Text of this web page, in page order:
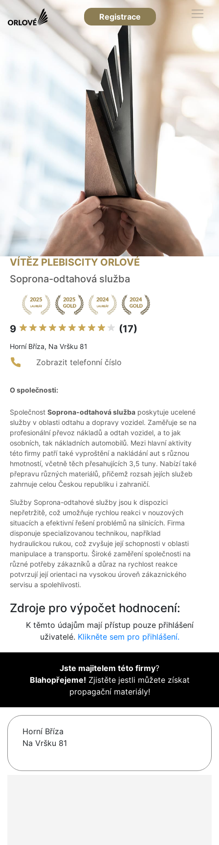
Registrace
VÍTĚZ PLEBISCITY ORLOVÉ
Soprona-odtahová služba
9 (17)
Horní Bříza, Na Vršku 81
Zobrazit telefonní číslo
O společnosti:
Společnost Soprona-odtahová služba poskytuje ucelené
služby v oblasti odtahu a dopravy vozidel. Zaměřuje se na
profesionální převoz nákladů a odtah vozidel, a to jak
osobních, tak nákladních automobilů. Mezi hlavní aktivity
této firmy patří také vyproštění a nakládání aut s různou
hmotností, včetně těch přesahujících 3,5 tuny. Nabízí také
přepravu různých materiálů, přičemž rozsah jejích služeb
zahrnuje celou Českou republiku i zahraničí.
Služby Soprona-odtahové služby jsou k dispozici
nepřetržitě, což umožňuje rychlou reakci v nouzových
situacích a efektivní řešení problémů na silnicích. Firma
disponuje specializovanou technikou, například
hydraulickou rukou, což zvyšuje její schopnosti v oblasti
manipulace a transportu. Široké zaměření společnosti na
různé potřeby zákazníků a důraz na rychlost reakce
potvrzují její orientaci na vysokou úroveň zákaznického
servisu a spolehlivosti.
Zdroje pro výpočet hodnocení:
K těmto údajům mají přístup pouze přihlášení
uživatelé. Klikněte sem pro přihlášení.
Jste majitelem této firmy?
Blahopřejeme! Zjistěte jestli můžete získat
propagační materiály!
Horní Bříza
Na Vršku 81